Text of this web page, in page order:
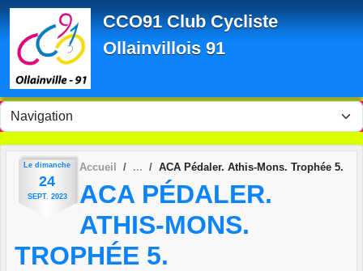
CCO91 Club Cycliste
Ollainvillois 91
Le dimanche
24
SEPT. 2023
Accueil ACA Pédaler. Athis-Mons. Trophée 5.
ACA PÉDALER.
ATHIS-MONS.
TROPHÉE 5.
Panneau de gestion des cookies